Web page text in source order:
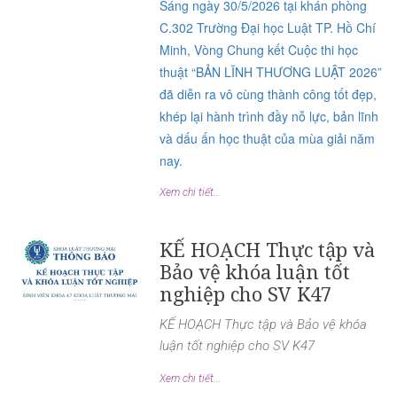
Sáng ngày 30/5/2026 tại khán phòng
C.302 Trường Đại học Luật TP. Hồ Chí
Minh, Vòng Chung kết Cuộc thi học
thuật “BẢN LĨNH THƯƠNG LUẬT 2026”
đã diễn ra vô cùng thành công tốt đẹp,
khép lại hành trình đầy nỗ lực, bản lĩnh
và dấu ấn học thuật của mùa giải năm
nay.
Xem chi tiết...
KẾ HOẠCH Thực tập và
Bảo vệ khóa luận tốt
nghiệp cho SV K47
KẾ HOẠCH Thực tập và Bảo vệ khóa
luận tốt nghiệp cho SV K47
Xem chi tiết...